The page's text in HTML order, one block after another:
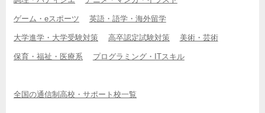
ゲーム・eスポーツ 英語・語学・海外留学
大学進学・大学受験対策 高卒認定試験対策 美術・芸術
保育・福祉・医療系 プログラミング・ITスキル
全国の通信制高校・サポート校一覧